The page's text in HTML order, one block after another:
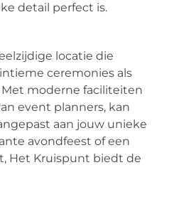
detail perfect is.
locatie die
ceremonies als
moderne faciliteiten
event planners, kan
aan jouw unieke
avondfeest of een
Het Kruispunt biedt de